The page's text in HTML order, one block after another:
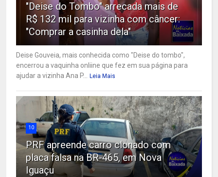
"Deise do Tombo" arrecada mais de
R$ 132 mil para vizinha com câncer:
"Comprar a casinha dela"
Deise Gouveia, mais conhecida como "Deise do tombo",
encerrou a vaquinha onliine que fez em sua página para
ajudar a vizinha Ana P...
Leia Mais
10
PRF apreende carro clonado com
placa falsa na BR-465, em Nova
Iguaçu